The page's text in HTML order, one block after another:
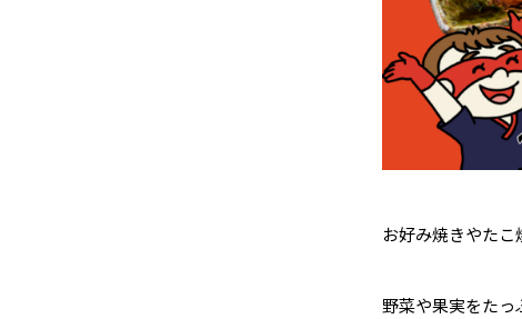
お好み焼きやたこ
野菜や果実をたっ